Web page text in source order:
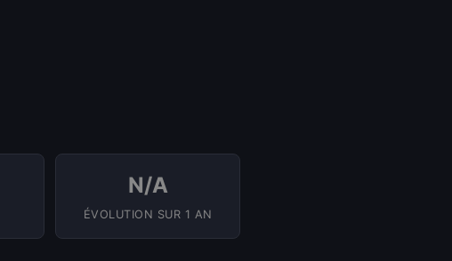
N/A
ÉVOLUTION SUR 1 AN